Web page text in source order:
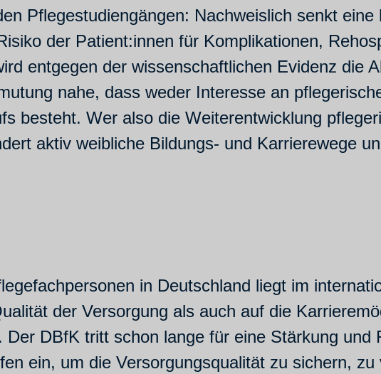
Pflegestudiengängen: Nachweislich senkt
der Patient:innen für Komplikationen,
entgegen der wissenschaftlichen Evidenz die
nahe, dass weder Interesse an
besteht. Wer also die Weiterentwicklung
aktiv weibliche Bildungs- und Karrierewege
in Deutschland liegt im
der Versorgung als auch auf die
DBfK tritt schon lange für eine Stärkung und
ein, um die Versorgungsqualität zu sichern,